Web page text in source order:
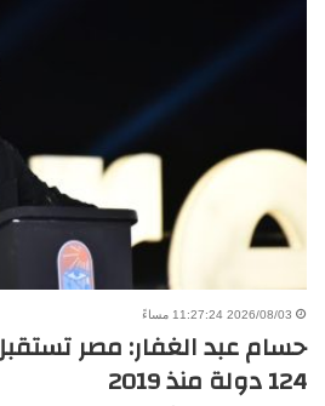
2026/08/03 11:27:24 مساءً
حسام عبد الغفار: مصر
124 دولة منذ 2019